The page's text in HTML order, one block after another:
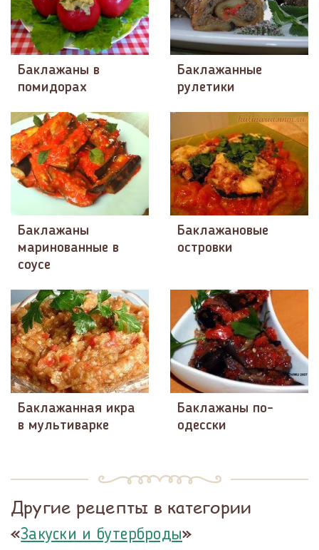
Баклажаны в
помидорах
Баклажанные
рулетики
Баклажаны
маринованные в
соусе
Баклажановые
островки
Баклажанная икра
в мультиварке
Баклажаны по-
одесски
Другие рецепты в категории
«Закуски и бутерброды»